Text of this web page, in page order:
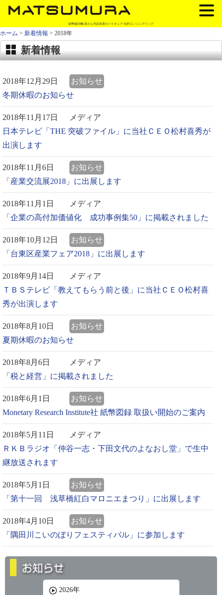
紙幣鑑別機/真がん判定装置のパイオニア 松村エンジニアリング
ホーム > 新着情報 > 2018年
新着情報
2018年12月29日
お知らせ
冬期休暇のお知らせ
2018年11月17日
メディア
日本テレビ「THE 突破ファイル」に当社ＣＥＯ松村喜秀が
出演します
2018年11月6日
お知らせ
「産業交流展2018」に出展します
2018年11月1日
メディア
「企業の高付加価値化 成功事例集50」に掲載されました
2018年10月12日
お知らせ
「台東区産業フェア2018」に出展します
2018年9月14日
メディア
ＴＢＳテレビ「教えてもらう前と後」に当社ＣＥＯ松村喜
秀が出演します
2018年8月10日
お知らせ
夏期休暇のお知らせ
2018年8月6日
メディア
「税と経営」に掲載されました
2018年6月1日
お知らせ
Monetary Research Institute社 紙幣図録 取扱い開始のご案内
2018年5月11日
メディア
ＲＫＢラジオ「仲谷一志・下田文代のよなおし堂」で生中
継放送されます
2018年5月1日
お知らせ
「第十一回 浅草橋紅白マロニエまつり」に出展します
2018年4月10日
お知らせ
「隅田川こいのぼりフェスティバル」に参加します
2026年